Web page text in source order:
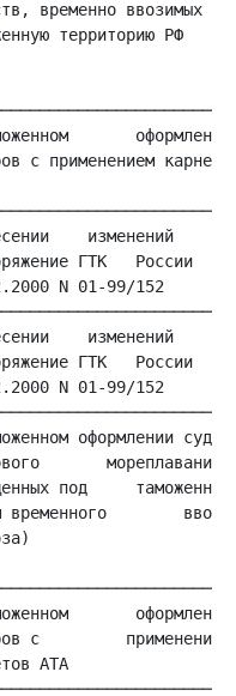
временно
территорию
с применением
изменений
ГТК
N 01-99/152
изменений
ГТК
N 01-99/152
оформлении
под
временного
с
АТА